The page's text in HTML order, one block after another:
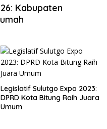
Kabupaten
Legislatif Sulutgo Expo 2023:
DPRD Kota Bitung Raih Juara
Umum